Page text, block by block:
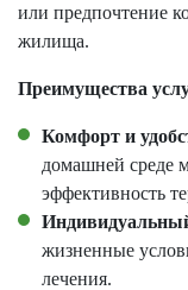
или предпочтение
жилища.
Преимущества
Комфорт и
домашней среде
эффективность
жизненные
лечения.